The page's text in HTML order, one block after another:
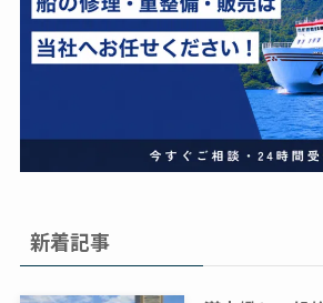
新着記事